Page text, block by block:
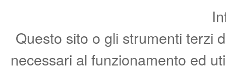
Questo sito o gli strumenti terzi
necessari al funzionamento ed